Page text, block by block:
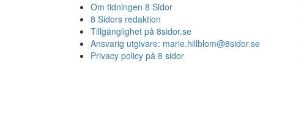
Om tidningen 8 Sidor
8 Sidors redaktion
Tillgänglighet på 8sidor.se
Ansvarig utgivare: marie.hillblom@8sidor.se
Privacy policy på 8 sidor